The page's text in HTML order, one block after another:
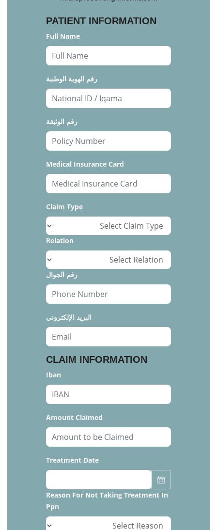
PATIENT INFORMATION
Full Name
رقم الهوية الوطنية
رقم الوثيقة
Medical Insurance Card
Claim Type
Relation
رقم الجوال
البريد الإلكتروني
CLAIM INFORMATION
Iban
Amount Claimed
Treatment Date
Reason For Not Taking Treatment In
Ppn